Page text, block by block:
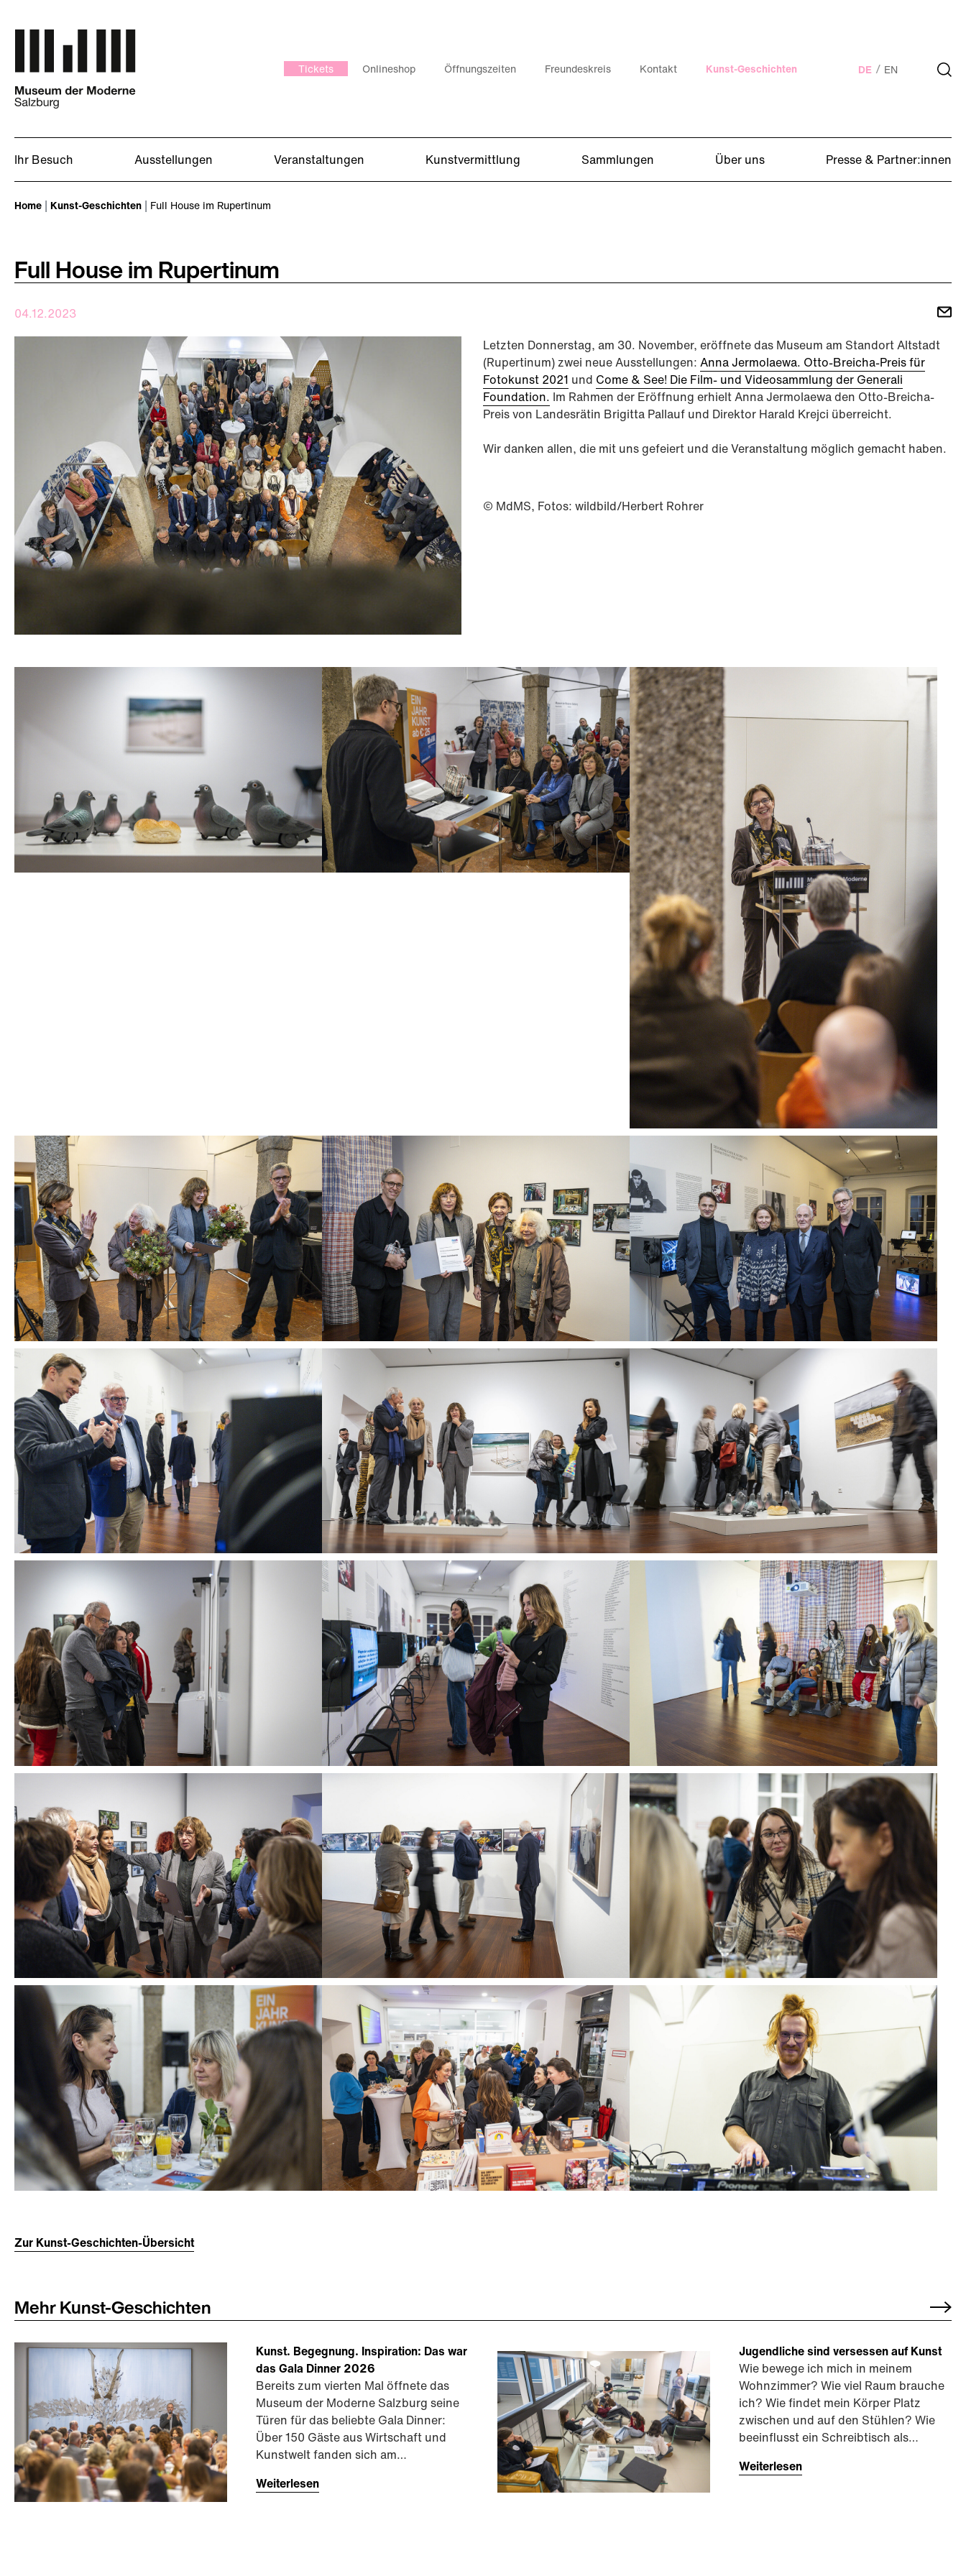
Tickets Onlineshop Öffnungszeiten Freundeskreis Kontakt Kunst-Geschichten DE EN
Ihr Besuch Ausstellungen Veranstaltungen Kunstvermittlung Sammlungen Über uns
Presse & Partner:innen
Home Kunst-Geschichten Full House im Rupertinum
Full House im Rupertinum
04.12.2023
Letzten Donnerstag, am 30. November, eröffnete das Museum am Standort Altstadt
(Rupertinum) zwei neue Ausstellungen: Anna Jermolaewa. Otto-Breicha-Preis für
Fotokunst 2021 und Come & See! Die Film- und Videosammlung der Generali
Foundation. Im Rahmen der Eröffnung erhielt Anna Jermolaewa den Otto-Breicha-
Preis von Landesrätin Brigitta Pallauf und Direktor Harald Krejci überreicht.
Wir danken allen, die mit uns gefeiert und die Veranstaltung möglich gemacht haben.
© MdMS, Fotos: wildbild/Herbert Rohrer
Zur Kunst-Geschichten-Übersicht
Mehr Kunst-Geschichten
Kunst. Begegnung. Inspiration: Das war
das Gala Dinner 2026
Bereits zum vierten Mal öffnete das
Museum der Moderne Salzburg seine
Türen für das beliebte Gala Dinner:
Über 150 Gäste aus Wirtschaft und
Kunstwelt fanden sich am…
Weiterlesen
Jugendliche sind versessen auf Kunst
Wie bewege ich mich in meinem
Wohnzimmer? Wie viel Raum brauche
ich? Wie findet mein Körper Platz
zwischen und auf den Stühlen? Wie
beeinflusst ein Schreibtisch als…
Weiterlesen